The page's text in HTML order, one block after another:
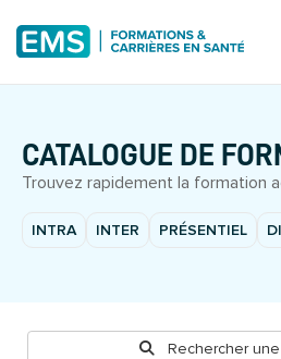
CATALOGUE DE
Trouvez rapidement la formation
INTRA INTER PRÉSENTIEL
Rechercher